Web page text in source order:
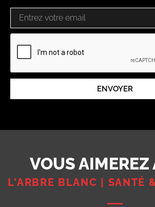
ENVOYER
VOUS AIMEREZ
L'ARBRE BLANC | SANTÉ